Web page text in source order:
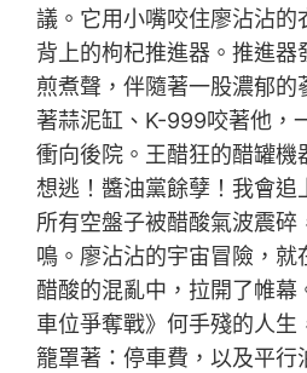
議。它用小嘴咬住廖沾沾的
背上的枸杞推進器。推進器
煎煮聲，伴隨著一股濃郁的
著蒜泥缸、K-999咬著他，
衝向後院。王醋狂的醋罐機
想逃！醬油黨餘孽！我會追
所有空盤子被醋酸氣波震碎
鳴。廖沾沾的宇宙冒險，就
醋酸的混亂中，拉開了帷幕
車位爭奪戰》何手殘的人生
籠罩著：停車費，以及平行